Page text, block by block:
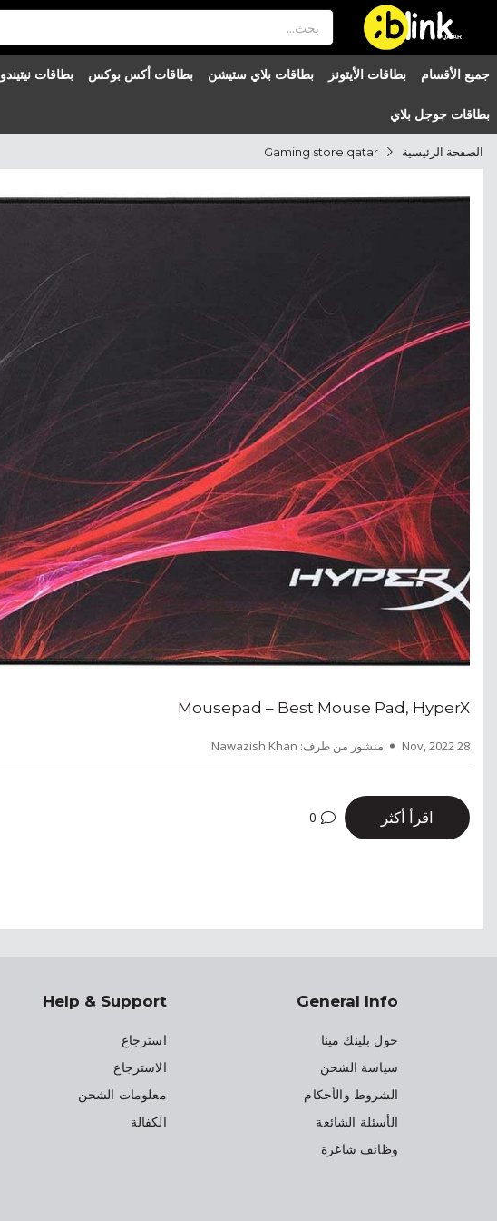
®
QATAR
جميع الأقسام بطاقات الأيتونز بطاقات بلاي ستيشن بطاقات أكس بوكس بطاقات نيتيندو
بطاقات جوجل بلاي
الصفحة الرئيسية Gaming store qatar
Mousepad – Best Mouse Pad, HyperX
28 Nov, 2022 منشور من طرف: Nawazish Khan
اقرأ أكثر 0
General Info
حول بلينك مينا
سياسة الشحن
الشروط والأحكام
الأسئلة الشائعة
وظائف شاغرة
Help & Support
استرجاع
الاسترجاع
معلومات الشحن
الكفالة